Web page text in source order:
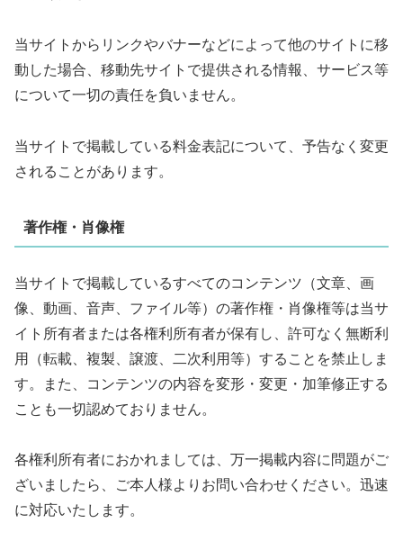
当サイトからリンクやバナーなどによって他のサイトに移
動した場合、移動先サイトで提供される情報、サービス等
について一切の責任を負いません。
当サイトで掲載している料金表記について、予告なく変更
されることがあります。
著作権・肖像権
当サイトで掲載しているすべてのコンテンツ（文章、画
像、動画、音声、ファイル等）の著作権・肖像権等は当サ
イト所有者または各権利所有者が保有し、許可なく無断利
用（転載、複製、譲渡、二次利用等）することを禁止しま
す。また、コンテンツの内容を変形・変更・加筆修正する
ことも一切認めておりません。
各権利所有者におかれましては、万一掲載内容に問題がご
ざいましたら、ご本人様よりお問い合わせください。迅速
に対応いたします。